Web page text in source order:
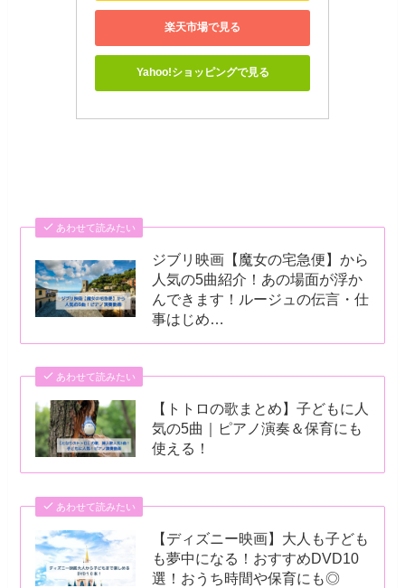
楽天市場で見る
Yahoo!ショッピングで見る
あわせて読みたい
ジブリ映画【魔女の宅急便】から
人気の5曲紹介！あの場面が浮か
んできます！ルージュの伝言・仕
事はじめ…
あわせて読みたい
【トトロの歌まとめ】子どもに人
気の5曲｜ピアノ演奏＆保育にも
使える！
あわせて読みたい
【ディズニー映画】大人も子ども
も夢中になる！おすすめDVD10
選！おうち時間や保育にも◎